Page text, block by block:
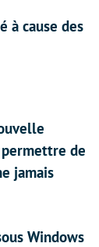
à cause des
de
jamais
Windows